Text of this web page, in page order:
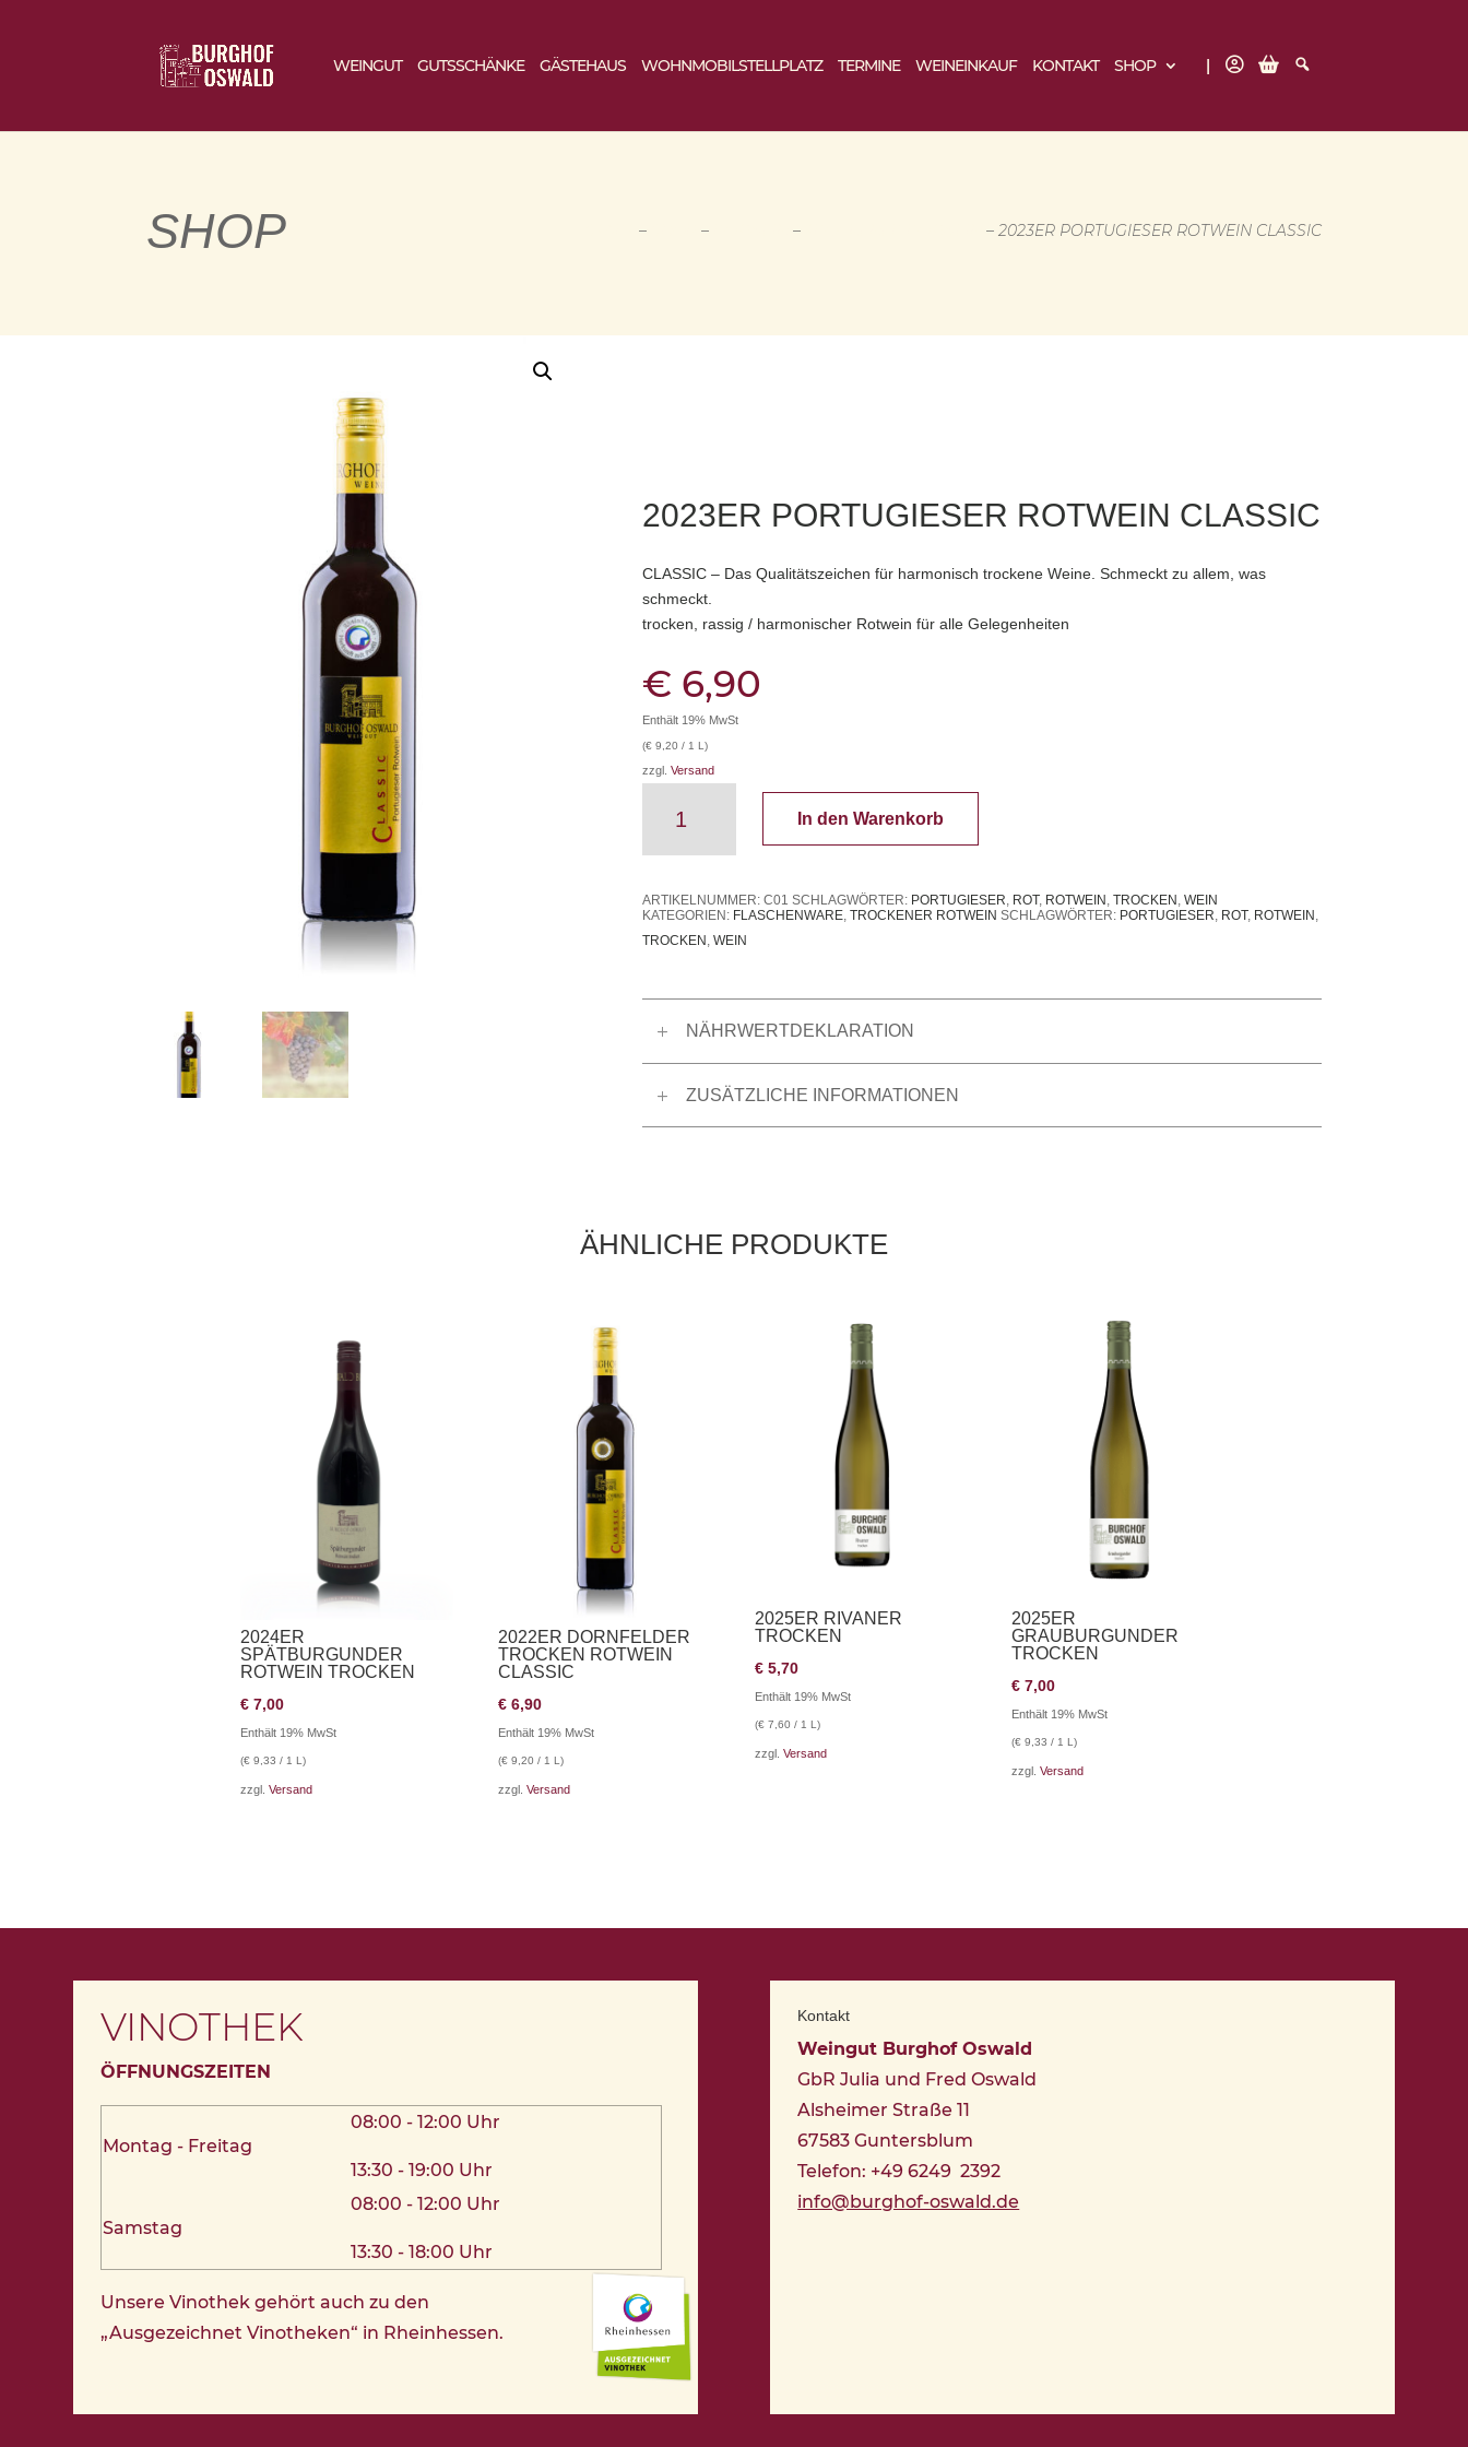
WEINGUT GUTSSCHÄNKE GÄSTEHAUS WOHNMOBILSTELLPLATZ TERMINE WEINEINKAUF KONTAKT SHOP B W S
SHOP – – – – 2023ER PORTUGIESER ROTWEIN CLASSIC
2023ER PORTUGIESER ROTWEIN CLASSIC
CLASSIC – Das Qualitätszeichen für harmonisch trockene Weine. Schmeckt zu allem, was
schmeckt.
trocken, rassig / harmonischer Rotwein für alle Gelegenheiten
€ 6,90
Enthält 19% MwSt
(€ 9,20 / 1 L)
zzgl.Versand
Portugieser
Menge
In den Warenkorb
ARTIKELNUMMER:C01 SCHLAGWÖRTER: PORTUGIESER ROT, ROTWEIN ,TROCKEN ,WEIN
KATEGORIEN: FLASCHENWARE,TROCKENER ROTWEIN SCHLAGWÖRTER: PORTUGIESER, ROT, ROTWEIN ,
TROCKEN ,WEIN
NÄHRWERTDEKLARATION
ZUSÄTZLICHE INFORMATIONEN
ÄHNLICHE PRODUKTE
2024ER
SPÄTBURGUNDER
ROTWEIN TROCKEN
€ 7,00
Enthält 19% MwSt
(€ 9,33 / 1 L)
zzgl.Versand
2022ER DORNFELDER
TROCKEN ROTWEIN
CLASSIC
€6,90
Enthält 19% MwSt
(€9,20 / 1 L)
zzgl. Versand
2025ER RIVANER
TROCKEN
€5,70
Enthält 19% MwSt
(€7,60 / 1 L)
zzgl. Versand
2025ER
GRAUBURGUNDER
TROCKEN
€7,00
Enthält 19% MwSt
(€9,33 / 1 L)
zzgl. Versand
VINOTHEK
ÖFFNUNGSZEITEN
Montag - Freitag
08:00 - 12:00 Uhr
13:30 - 19:00 Uhr
Samstag
08:00 - 12:00 Uhr
13:30 - 18:00 Uhr
Unsere Vinothek gehört auch zu den
„Ausgezeichnet Vinotheken“ in Rheinhessen.
Kontakt
Weingut Burghof Oswald
GbR Julia und Fred Oswald
Alsheimer Straße 11
67583 Guntersblum
Telefon: +49 6249 2392
info@burghof-oswald.de